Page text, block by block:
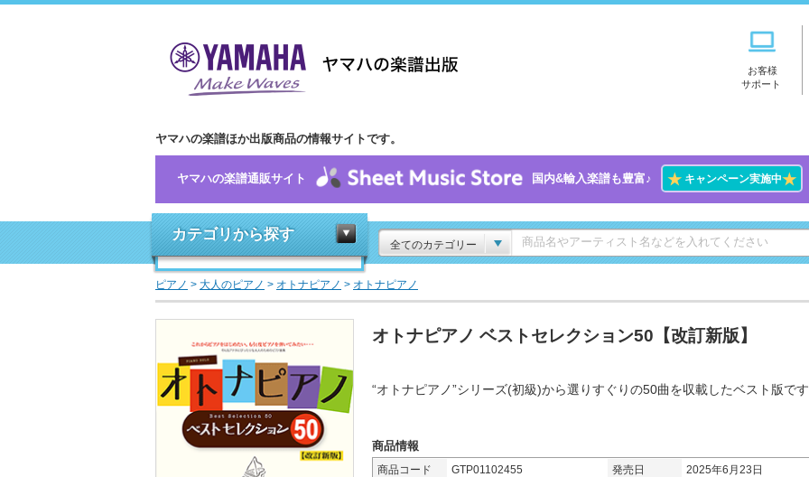
お客様
サポート
ヤマハの楽譜ほか出版商品の情報サイトです。
ヤマハの楽譜通販サイト 国内&輸入楽譜も豊富♪ ★キャンペーン実施中★
カテゴリから探す
全てのカテゴリー
ピアノ > 大人のピアノ > オトナピアノ > オトナピアノ
オトナピアノ ベストセレクション50【改訂新版】
“オトナピアノ”シリーズ(初級)から選りすぐりの50曲を収載したベスト版で
商品情報
商品コード GTP01102455 発売日
2025年6月23日